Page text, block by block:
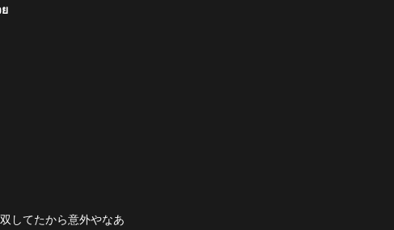
してたから意外やなあ